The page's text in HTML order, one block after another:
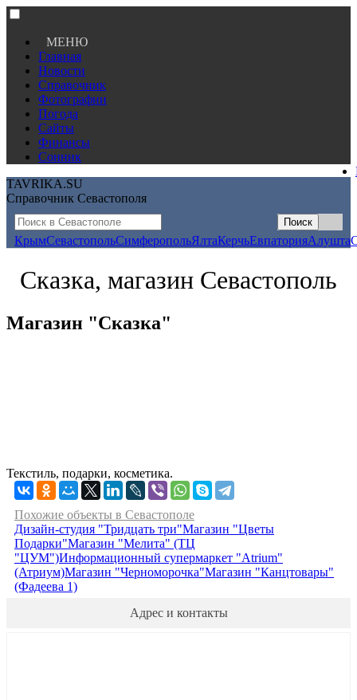
МЕНЮ
Главная
Новости
Справочник
Фотографии
Погода
Сайты
Финансы
Сонник
TAVRIKA.SU
Справочник Севастополя
КрымСевастопольСимферопольЯлтаКерчьЕвпаторияАлушта
Сказка, магазин Севастополь
Магазин "Сказка"
Текстиль, подарки, косметика.
Похожие объекты в Севастополе
Дизайн-студия "Тридцать три"Магазин "Цветы
Подарки"Магазин "Мелита" (ТЦ
"ЦУМ")Информационный супермаркет "Atrium"
(Атриум)Магазин "Черноморочка"Магазин "Канцтовары"
(Фадеева 1)
Адрес и контакты